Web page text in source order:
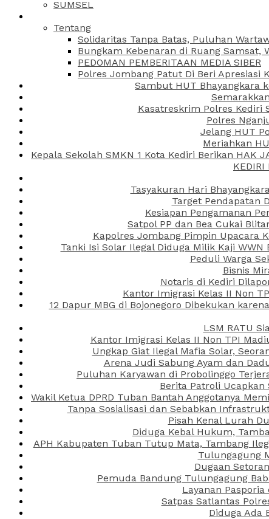
SUMSEL
Tentang
Solidaritas Tanpa Batas, Puluhan
Bungkam Kebenaran di Ruang Samsat,
PEDOMAN PEMBERITAAN MEDIA SIBER
Polres Jombang Patut Di Beri Apresiasi
Sambut HUT Bhayangkara
Kasatreskrim Polres Kediri
Polres
Jelang HUT
Meriahkan
Kepala Sekolah SMKN 1 Kota Kediri Berikan HAK
KEDIRI
Tasyakuran Hari
Target Pendapatan
Kesiapan Pengamanan
Satpol PP dan Bea Cukai
Kapolres Jombang Pimpin Upacara
Tanki Isi Solar Ilegal Diduga Milik Kaji
Peduli Warga
Bisnis
Notaris di Kediri
Kantor Imigrasi Kelas II Non
12 Dapur MBG di Bojonegoro Dibekukan
LSM RATU
Kantor Imigrasi Kelas II Non TPI
Ungkap Giat Ilegal Mafia Solar,
Arena Judi Sabung Ayam dan
Puluhan Karyawan di Probolinggo
Berita Patroli Ucapkan
Wakil Ketua DPRD Tuban Bantah Anggotanya
Tanpa Sosialisasi dan Sebabkan
Pisah Kenal Lurah
Diduga Kebal Hukum,
APH Kabupaten Tuban Tutup Mata, Tambang
Tulungagung
Dugaan
Pemuda Bandung Tulungagung
Layanan
Satpas Satlantas
Diduga Ada